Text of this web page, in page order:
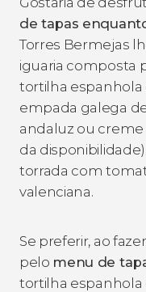
de tapas
Torres Bermejas
iguaria composta
tortilha espanhola
empada galega
andaluz ou
da
torrada com
valenciana.
Se preferir, ao
pelo menu de
tortilha espanhola